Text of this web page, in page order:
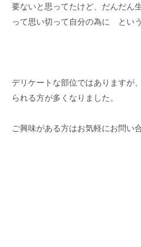
要ないと思ってたけど、だんだん
って思い切って自分の為に とい
デリケートな部位ではありますが
られる方が多くなりました。
ご興味がある方はお気軽にお問い